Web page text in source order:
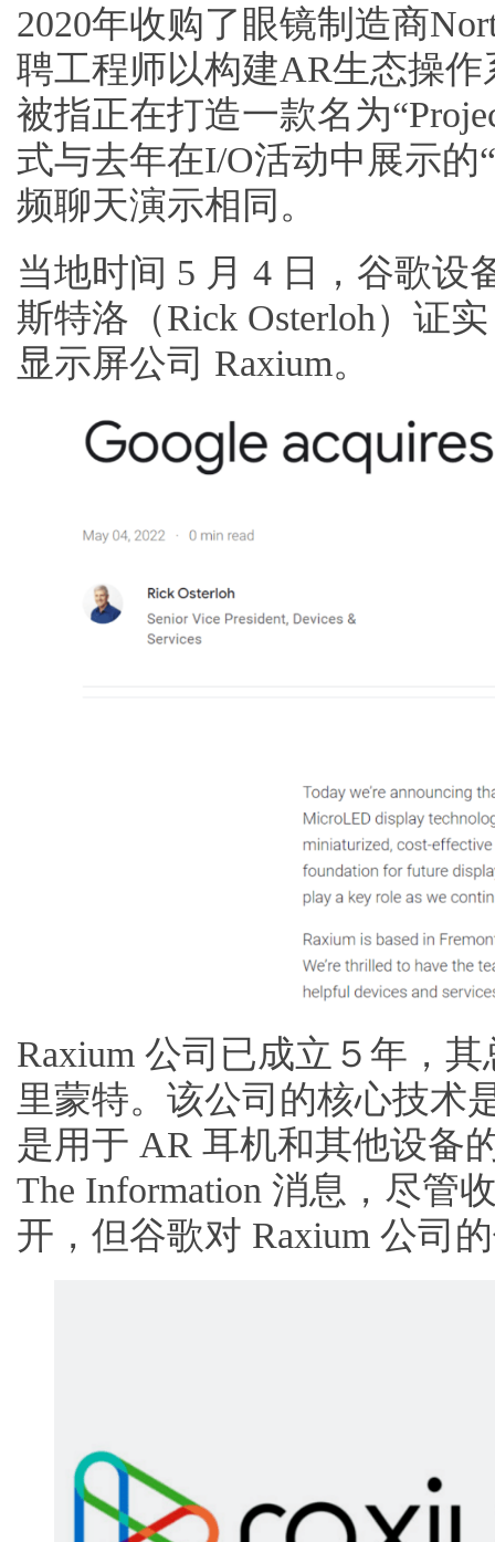
2020年收购了眼镜制造商
聘工程师以构建AR生态操作
被指正在打造一款名为
式与去年在I/O活动中展示的
频聊天演示相同。
当地时间 5 月 4 日，谷歌设
斯特洛（Rick Osterloh）证
显示屏公司 Raxium。
Raxium 公司已成立５年，
里蒙特。该公司的核心技术
是用于 AR 耳机和其他设备
The Information 消息，尽管
开，但谷歌对 Raxium 公司